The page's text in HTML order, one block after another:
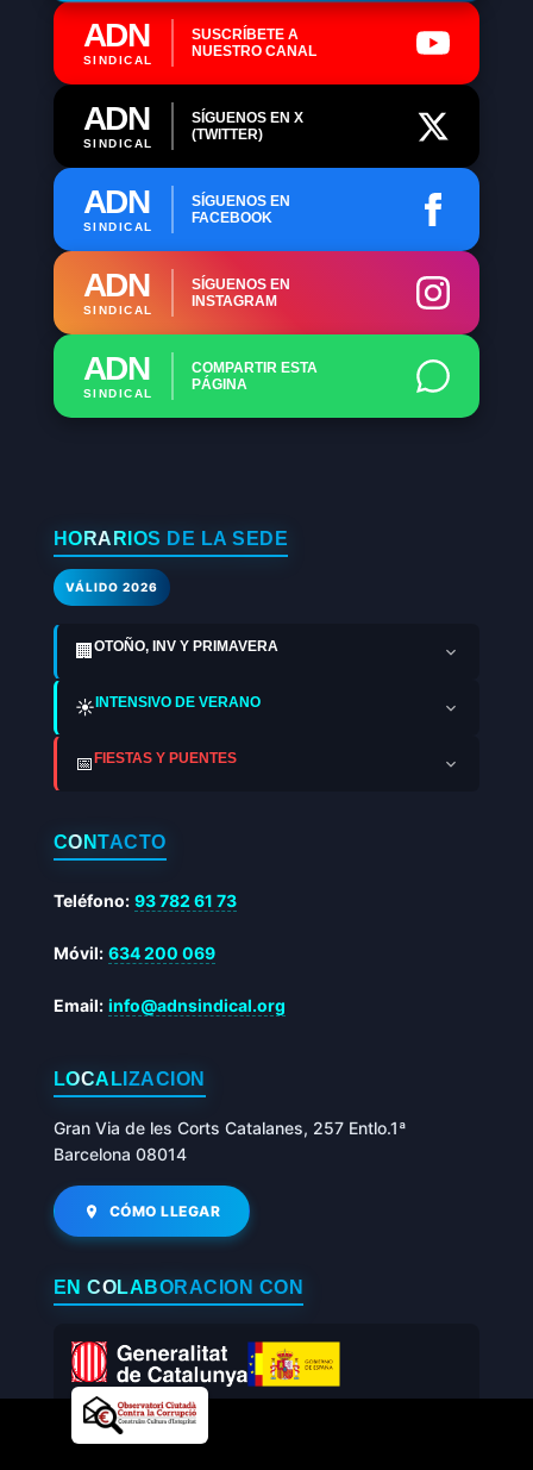
ADN
SINDICAL
SUSCRÍBETE A
NUESTRO CANAL
ADN
SINDICAL
SÍGUENOS EN X
(TWITTER)
ADN
SINDICAL
SÍGUENOS EN
FACEBOOK
ADN
SINDICAL
SÍGUENOS EN
INSTAGRAM
ADN
SINDICAL
COMPARTIR ESTA
PÁGINA
HORARIOS DE LA SEDE
VÁLIDO 2026
🏢 OTOÑO, INV Y PRIMAVERA
☀️INTENSIVO DE VERANO
📅FIESTAS Y PUENTES
CONTACTO
Teléfono: 93 782 61 73
Móvil: 634 200 069
Email: info@adnsindical.org
LOCALIZACIÓN
Gran Via de les Corts Catalanes, 257 Entlo.1ª
Barcelona 08014
CÓMO LLEGAR
EN COLABORACIÓN CON